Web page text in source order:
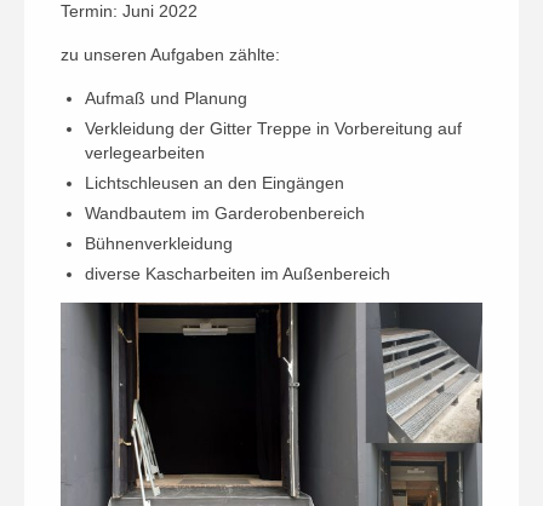
Termin: Juni 2022
zu unseren Aufgaben zählte:
Aufmaß und Planung
Verkleidung der Gitter Treppe in Vorbereitung auf
verlegearbeiten
Lichtschleusen an den Eingängen
Wandbautem im Garderobenbereich
Bühnenverkleidung
diverse Kascharbeiten im Außenbereich